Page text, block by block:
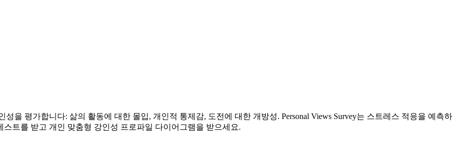
을 평가합니다: 삶의 활동에 대한 몰입, 개인적 통제감, 도전에 대한 개방성. Personal Views Survey는 스트레스 적응을 예측하
트를 받고 개인 맞춤형 강인성 프로파일 다이어그램을 받으세요.